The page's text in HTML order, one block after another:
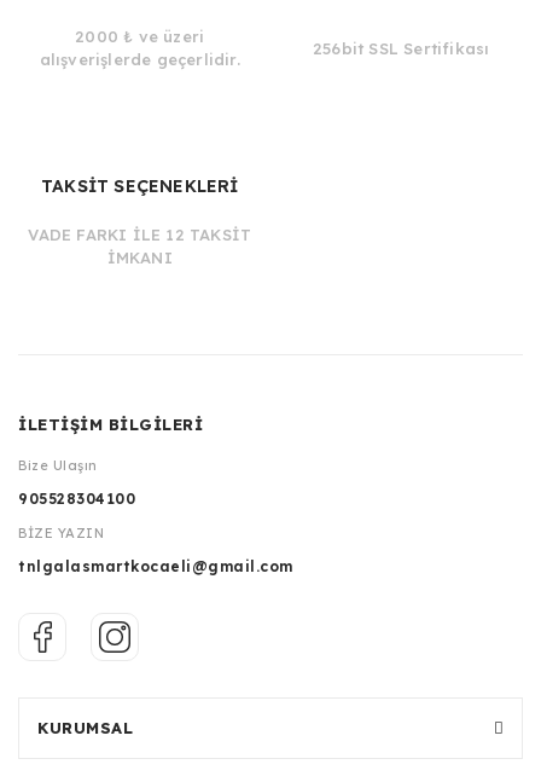
2000 ₺ ve üzeri
alışverişlerde geçerlidir.
256bit SSL Sertifikası
TAKSİT SEÇENEKLERİ
VADE FARKI İLE 12 TAKSİT
İMKANI
İLETİŞİM BİLGİLERİ
Bize Ulaşın
905528304100
BİZE YAZIN
tnlgalasmartkocaeli@gmail.com
KURUMSAL